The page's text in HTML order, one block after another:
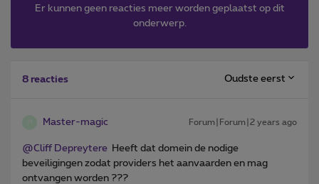
Er kunnen geen reacties meer worden geplaatst op dit
onderwerp.
8 reacties Oudste eerst
Master-magic Forum|Forum|2 years ago
@Cliff Depreytere Heeft dat domein de nodige
beveiligingen zodat providers het aanvaarden en mag
ontvangen worden ???